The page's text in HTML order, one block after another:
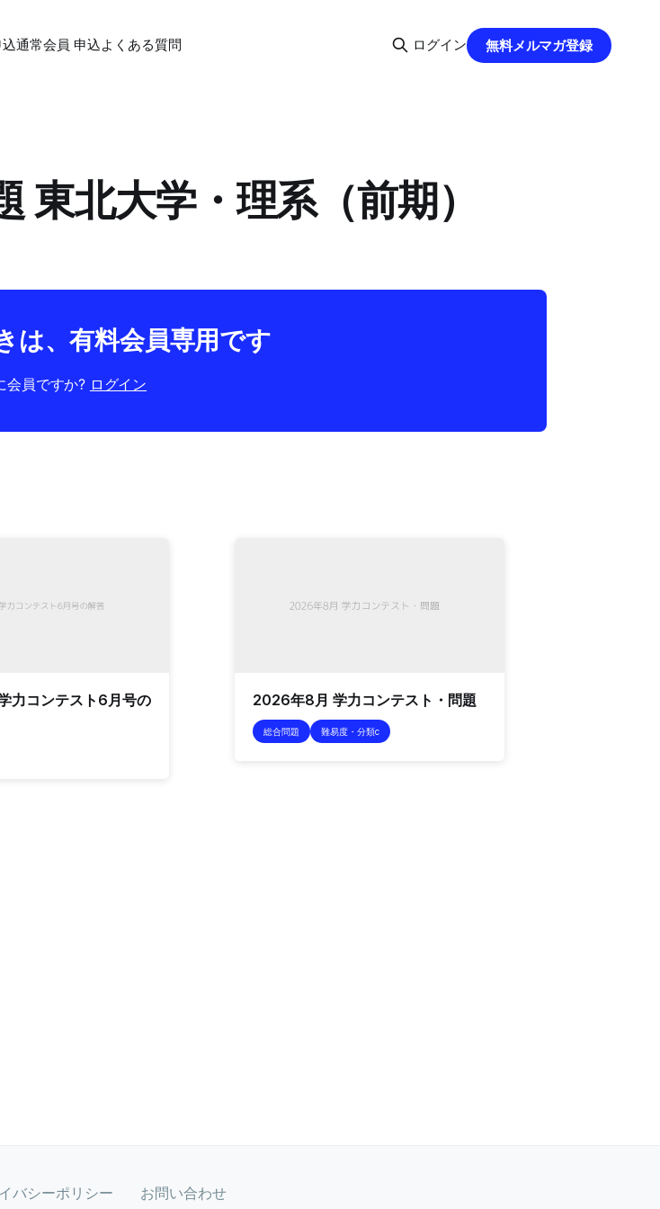
込通常会員 申込よくある質問 ログイン 無料メルマガ登録
北大学・理系（前期）
は、有料会員専用です
会員ですか? ログイン
力コンテスト6月号の
2026年8月 学力コンテスト・問題
総合問題 難易度・分類c
バシーポリシー お問い合わせ